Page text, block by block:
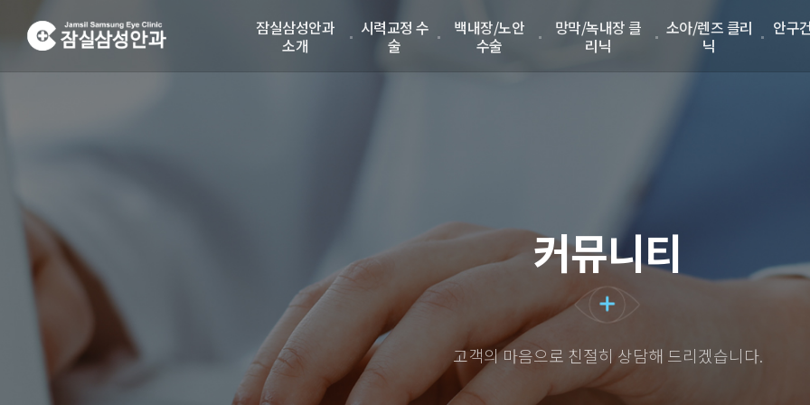
잠실삼성안과
소개
시력교정 수
술
백내장/노안
수술
망막/녹내장 클
리닉
소아/렌즈 클리
닉
안구
커뮤니티
고객의 마음으로 친절히 상담해 드리겠습니다.